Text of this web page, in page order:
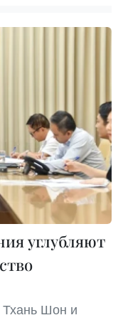
углубляют
Тхань Шон и